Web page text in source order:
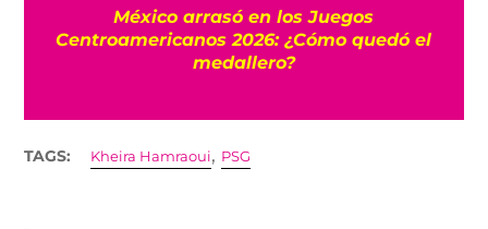
México arrasó en los Juegos
Centroamericanos 2026: ¿Cómo quedó el
medallero?
TAGS: Kheira Hamraoui, PSG